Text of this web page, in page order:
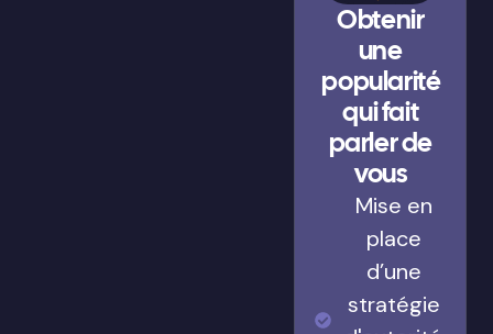
Obtenir
une
popularité
qui fait
parler de
vous
Mise en
place
d’une
stratégie